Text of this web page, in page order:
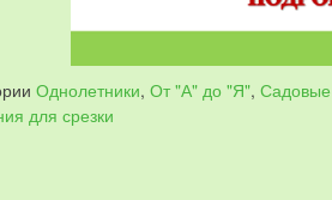
Однолетники, От "А" до "Я",
для срезки